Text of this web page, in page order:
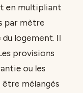
en multipliant
par mètre
logement. Il
provisions
ou les
être mélangés